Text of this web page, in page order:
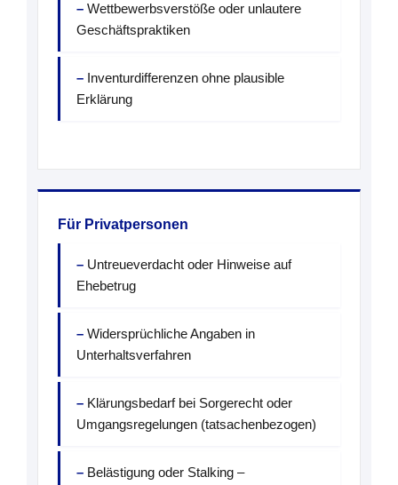
Wettbewerbsverstöße oder unlautere
Geschäftspraktiken
Inventurdifferenzen ohne plausible
Erklärung
Für Privatpersonen
Untreueverdacht oder Hinweise auf
Ehebetrug
Widersprüchliche Angaben in
Unterhaltsverfahren
Klärungsbedarf bei Sorgerecht oder
Umgangsregelungen (tatsachenbezogen)
Belästigung oder Stalking –